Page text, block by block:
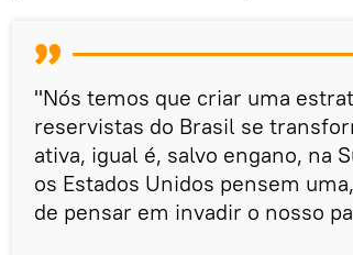
"Nós temos que criar uma
reservistas do Brasil se
ativa, igual é, salvo engano, na
os Estados Unidos pensem
de pensar em invadir o nosso